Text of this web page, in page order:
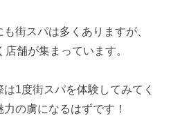
街スパは多くありますが、
舗が集まっています。
1度街スパを体験してみてく
の虜になるはずです！